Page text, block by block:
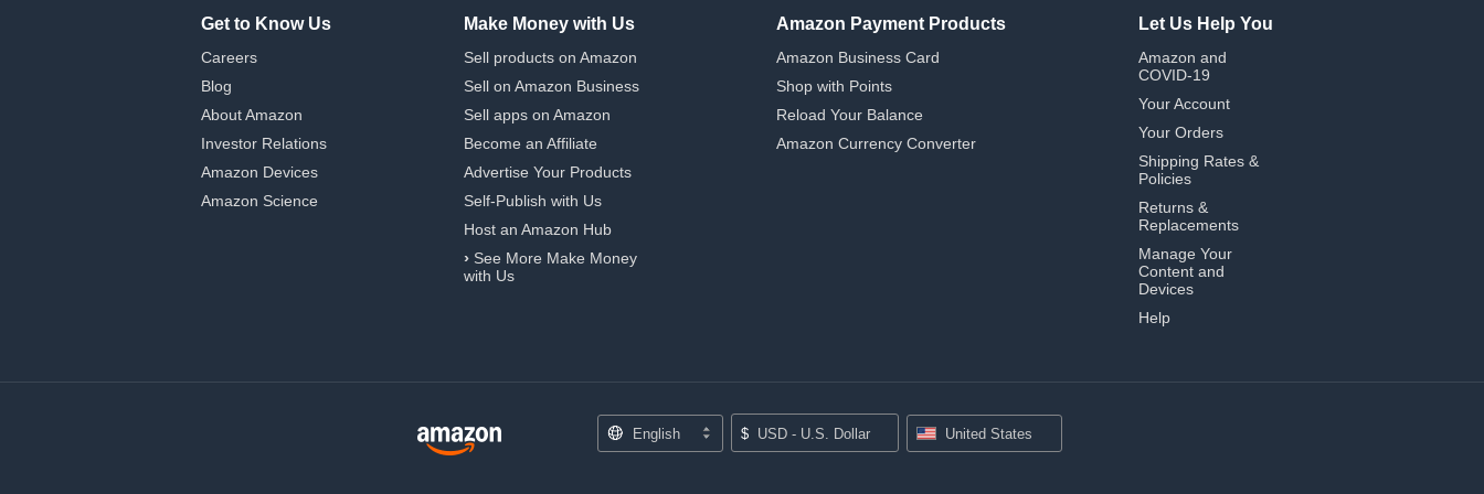
Get to Know Us
Careers
Blog
About Amazon
Investor Relations
Amazon Devices
Amazon Science
Make Money with Us
Sell products on Amazon
Sell on Amazon Business
Sell apps on Amazon
Become an Affiliate
Advertise Your Products
Self-Publish with Us
Host an Amazon Hub
› See More Make Money
with Us
Amazon Payment Products
Amazon Business Card
Shop with Points
Reload Your Balance
Amazon Currency Converter
Let Us Help You
Amazon and
COVID-19
Your Account
Your Orders
Shipping Rates &
Policies
Returns &
Replacements
Manage Your
Content and
Devices
Help
English $ USD - U.S. Dollar United States